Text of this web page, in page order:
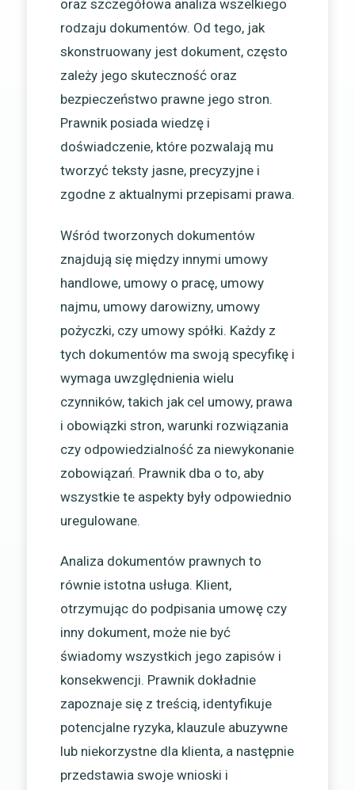
oraz szczegółowa analiza wszelkiego
rodzaju dokumentów. Od tego, jak
skonstruowany jest dokument, często
zależy jego skuteczność oraz
bezpieczeństwo prawne jego stron.
Prawnik posiada wiedzę i
doświadczenie, które pozwalają mu
tworzyć teksty jasne, precyzyjne i
zgodne z aktualnymi przepisami prawa.
Wśród tworzonych dokumentów
znajdują się między innymi umowy
handlowe, umowy o pracę, umowy
najmu, umowy darowizny, umowy
pożyczki, czy umowy spółki. Każdy z
tych dokumentów ma swoją specyfikę i
wymaga uwzględnienia wielu
czynników, takich jak cel umowy, prawa
i obowiązki stron, warunki rozwiązania
czy odpowiedzialność za niewykonanie
zobowiązań. Prawnik dba o to, aby
wszystkie te aspekty były odpowiednio
uregulowane.
Analiza dokumentów prawnych to
równie istotna usługa. Klient,
otrzymując do podpisania umowę czy
inny dokument, może nie być
świadomy wszystkich jego zapisów i
konsekwencji. Prawnik dokładnie
zapoznaje się z treścią, identyfikuje
potencjalne ryzyka, klauzule abuzywne
lub niekorzystne dla klienta, a następnie
przedstawia swoje wnioski i